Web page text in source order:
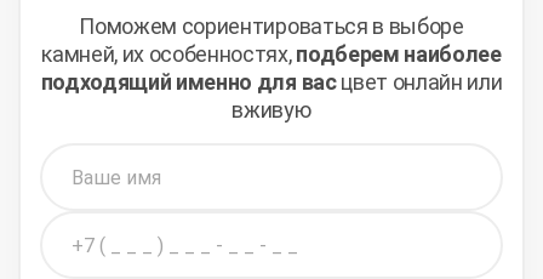
Поможем сориентироваться в выборе
камней, их особенностях,подберем наиболее
подходящий именно для васцвет онлайн или
вживую